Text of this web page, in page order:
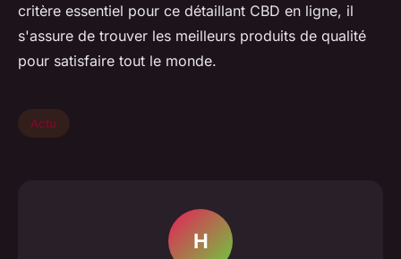
critère essentiel pour ce détaillant CBD en ligne, il
s'assure de trouver les meilleurs produits de qualité
pour satisfaire tout le monde.
Actu
H